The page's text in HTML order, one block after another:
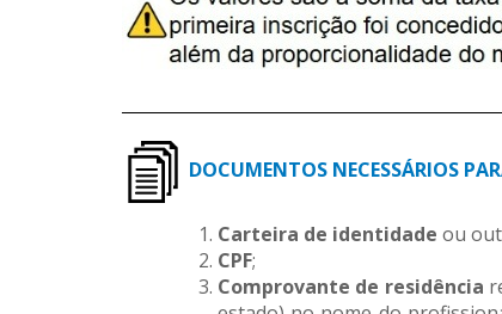
DOCUMENTOS NECESSÁRIOS
Carteira de identidade ou
CPF;
Comprovante de residência